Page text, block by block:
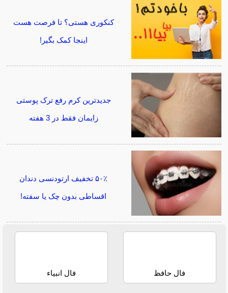
کنکوری هستی؟ تا فرصت هست
اینجا کمک بگیر!
جدیدترین کرم رفع ترک پوستی
زایمان فقط در 3 هفته
۵۰٪ تخفیف ارتودنسی دندان
اقساطی بدون چک یا سفته!
فال حافظ فال انبیاء